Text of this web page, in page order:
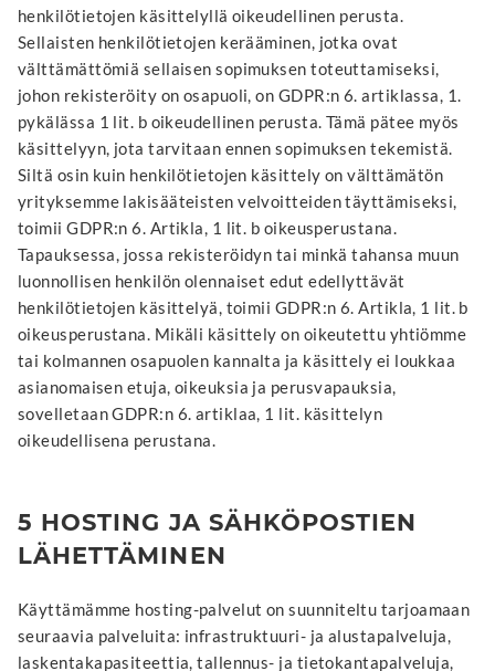
henkilötietojen käsittelyllä oikeudellinen perusta.
Sellaisten henkilötietojen kerääminen, jotka ovat
välttämättömiä sellaisen sopimuksen toteuttamiseksi,
johon rekisteröity on osapuoli, on GDPR:n 6. artiklassa, 1.
pykälässa 1 lit. b oikeudellinen perusta. Tämä pätee myös
käsittelyyn, jota tarvitaan ennen sopimuksen tekemistä.
Siltä osin kuin henkilötietojen käsittely on välttämätön
yrityksemme lakisääteisten velvoitteiden täyttämiseksi,
toimii GDPR:n 6. Artikla, 1 lit. b oikeusperustana.
Tapauksessa, jossa rekisteröidyn tai minkä tahansa muun
luonnollisen henkilön olennaiset edut edellyttävät
henkilötietojen käsittelyä, toimii GDPR:n 6. Artikla, 1 lit. b
oikeusperustana. Mikäli käsittely on oikeutettu yhtiömme
tai kolmannen osapuolen kannalta ja käsittely ei loukkaa
asianomaisen etuja, oikeuksia ja perusvapauksia,
sovelletaan GDPR:n 6. artiklaa, 1 lit. käsittelyn
oikeudellisena perustana.
5 HOSTING JA SÄHKÖPOSTIEN
LÄHETTÄMINEN
Käyttämämme hosting-palvelut on suunniteltu tarjoamaan
seuraavia palveluita: infrastruktuuri- ja alustapalveluja,
laskentakapasiteettia, tallennus- ja tietokantapalveluja,